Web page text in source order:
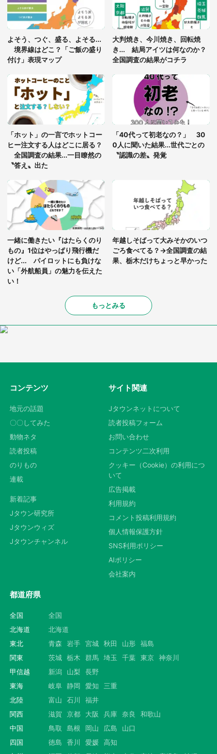
8万人感動
グっちゃってた〝野生の野菜〟に6.5万人戦慄
「○○がない街に住んでいます」住人の呟きに30万
人驚がく 何が存在しないか、あなたはわかる？
「修学旅行に途中参加する娘を送って行ったら、真
っ暗な道で遭難状態。なんとか見つけた民家に助け
を求めると、住人の男性が...」
よそう、つぐ、盛る、よそる...
境界線はどこ？「ご飯の盛り
付け」表現マップ
大判焼き、今川焼き、回転焼
き... 結局アイツは何なのか？
全国調査の結果がコチラ
「ホット」の一言でホットコー
ヒー注文する人はどこに居る？
全国調査の結果...一目瞭然の
〝答え〟出た
「40代って初老なの？」 30
0人に聞いた結果...世代ごとの
〝認識の差〟発覚
一緒に働きたい『はたらくのり
もの』1位はやっぱり飛行機だ
けど... パイロットにも負けな
い「外航船員」の魅力を伝えた
い！
年越しそばって大みそかのいつ
ごろ食べてる？→全国調査の結
果、栃木だけちょっと早かった
もっとみる
コンテンツ
地元の話題
〇〇してみた
動物ネタ
読者投稿
のりもの
連載
新着記事
Jタウン研究所
Jタウンウィズ
Jタウンチャンネル
サイト関連
Jタウンネットについて
読者投稿フォーム
お問い合わせ
コンテンツ二次利用
クッキー（Cookie）の利用につ
いて
広告掲載
利用規約
コメント投稿利用規約
個人情報保護方針
SNS利用ポリシー
AIポリシー
会社案内
都道府県
全国
全国
北海道
北海道
東北
青森 岩手 宮城 秋田 山形 福島
関東
茨城 栃木 群馬 埼玉 千葉 東京 神奈川
甲信越
新潟 山梨
長野
東海
岐阜 静岡 愛知
三重
北陸
富山 石川
福井
関西
滋賀 京都 大阪 兵庫 奈良
和歌山
中国
鳥取 島根 岡山 広島
山口
四国
徳島 香川 愛媛 高知